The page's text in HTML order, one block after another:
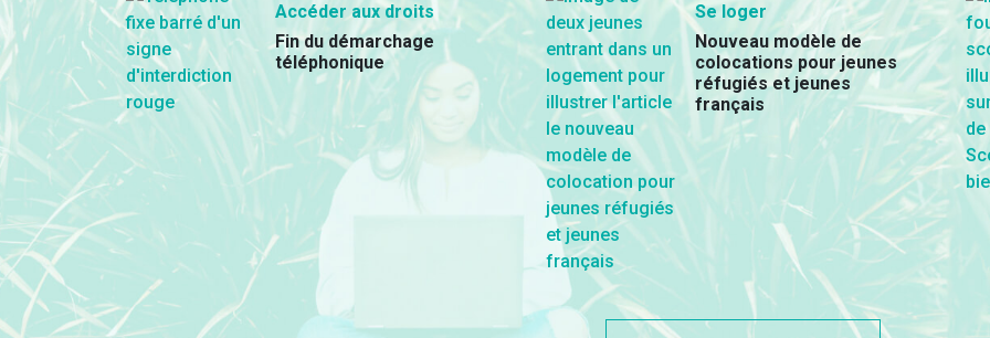
Accéder aux droits
Fin du démarchage
téléphonique
Se loger
Nouveau modèle de
colocations pour jeunes
réfugiés et jeunes
français